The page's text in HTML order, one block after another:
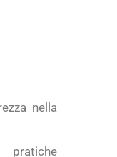
nella